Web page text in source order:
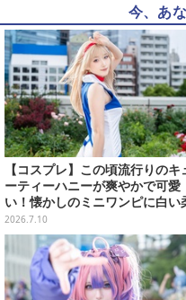
今、あ
【コスプレ】この頃流行りのキ
ーティーハニーが爽やかで可愛
い！懐かしのミニワンピに白い
肌×美脚が映える【写真8枚】
2026.7.10